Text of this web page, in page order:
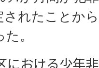
されたことか
。
における少年